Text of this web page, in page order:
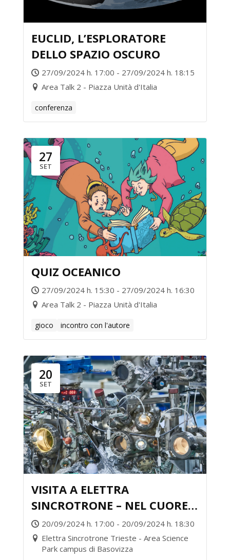
EUCLID, L’ESPLORATORE
DELLO SPAZIO OSCURO
27/09/2024 h. 17:00 - 27/09/2024 h. 18:15
Area Talk 2 - Piazza Unità d'Italia
conferenza
27
SET
QUIZ OCEANICO
27/09/2024 h. 15:30 - 27/09/2024 h. 16:30
Area Talk 2 - Piazza Unità d'Italia
gioco incontro con l'autore
20
SET
VISITA A ELETTRA
SINCROTRONE – NEL CUORE
DELLA RICERCA
20/09/2024 h. 17:00 - 20/09/2024 h. 18:30
Elettra Sincrotrone Trieste - Area Science
Park campus di Basovizza